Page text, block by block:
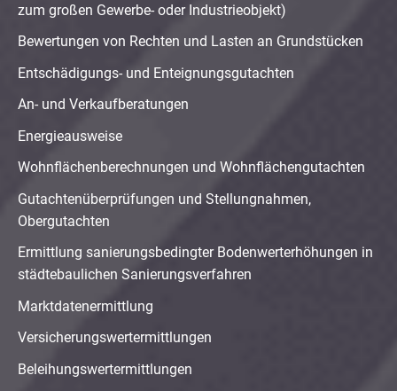
zum großen Gewerbe- oder Industrieobjekt)
Bewertungen von Rechten und Lasten an Grundstücken
Entschädigungs- und Enteignungsgutachten
An- und Verkaufberatungen
Energieausweise
Wohnflächenberechnungen und Wohnflächengutachten
Gutachtenüberprüfungen und Stellungnahmen,
Obergutachten
Ermittlung sanierungsbedingter Bodenwerterhöhungen in
städtebaulichen Sanierungsverfahren
Marktdatenermittlung
Versicherungswertermittlungen
Beleihungswertermittlungen